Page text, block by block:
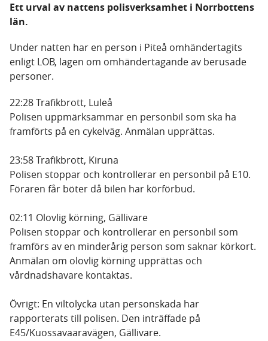
Ett urval av nattens polisverksamhet i Norrbottens
län.
Under natten har en person i Piteå omhändertagits
enligt LOB, lagen om omhändertagande av berusade
personer.
22:28 Trafikbrott, Luleå
Polisen uppmärksammar en personbil som ska ha
framförts på en cykelväg. Anmälan upprättas.
23:58 Trafikbrott, Kiruna
Polisen stoppar och kontrollerar en personbil på E10.
Föraren får böter då bilen har körförbud.
02:11 Olovlig körning, Gällivare
Polisen stoppar och kontrollerar en personbil som
framförs av en minderårig person som saknar körkort.
Anmälan om olovlig körning upprättas och
vårdnadshavare kontaktas.
Övrigt: En viltolycka utan personskada har
rapporterats till polisen. Den inträffade på
E45/Kuossavaaravägen, Gällivare.